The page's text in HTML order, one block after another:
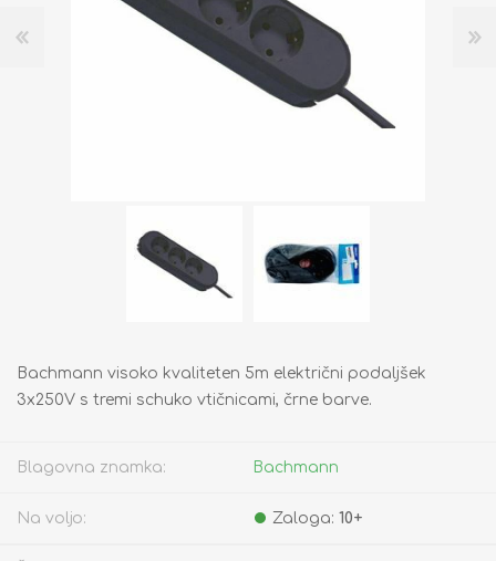
Bachmann visoko kvaliteten 5m električni podaljšek
3x250V s tremi schuko vtičnicami, črne barve.
Blagovna znamka: Bachmann
Na voljo: Zaloga: 10+